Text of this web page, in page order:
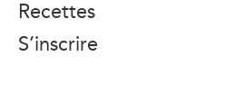
Recettes
S’inscrire